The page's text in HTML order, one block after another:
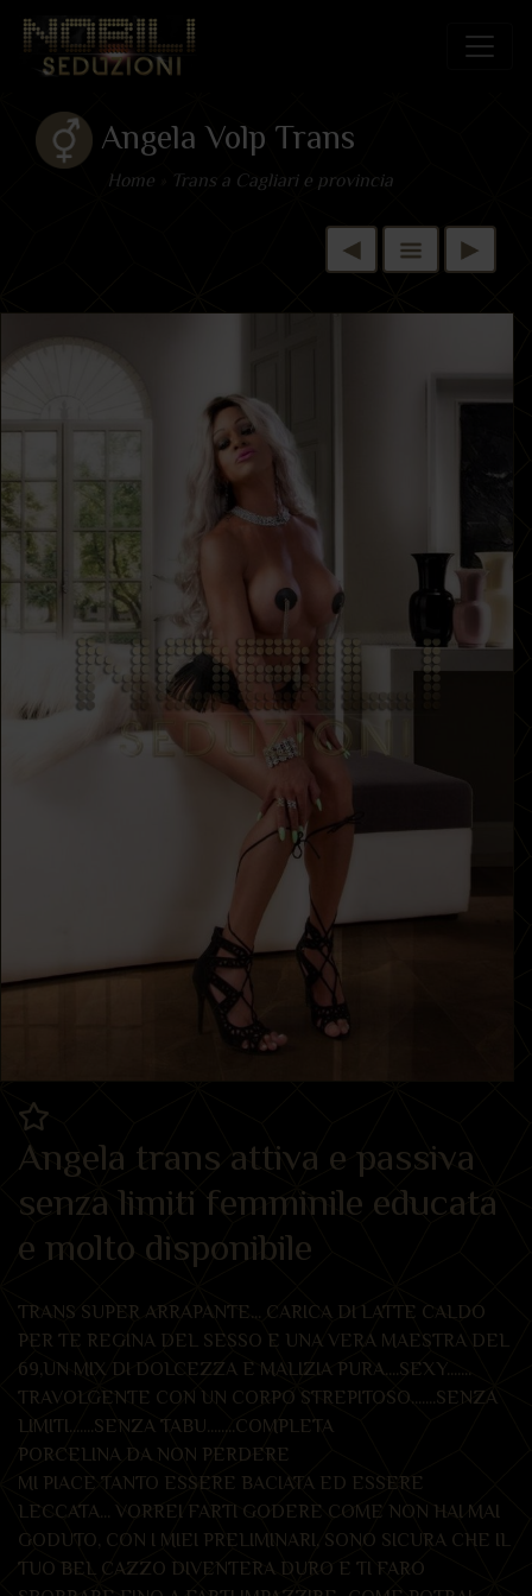
Angela Volp Trans
Home Trans a Cagliari e provincia
Angela trans attiva e passiva
senza limiti femminile educata
e molto disponibile
TRANS SUPER ARRAPANTE... CARICA DI LATTE CALDO
PER TE REGINA DEL SESSO E UNA VERA MAESTRA DEL
69,UN MIX DI DOLCEZZA E MALIZIA PURA....SEXY.......
TRAVOLGENTE CON UN CORPO STREPITOSO.......SENZA
LIMITI.......SENZA TABU........COMPLETA
PORCELINA DA NON PERDERE
MI PIACE TANTO ESSERE BACIATA ED ESSERE
LECCATA... VORREI FARTI GODERE COME NON HAI MAI
GODUTO, CON I MIEI PRELIMINARI, SONO SICURA CHE IL
TUO BEL CAZZO DIVENTERA DURO E TI FARO